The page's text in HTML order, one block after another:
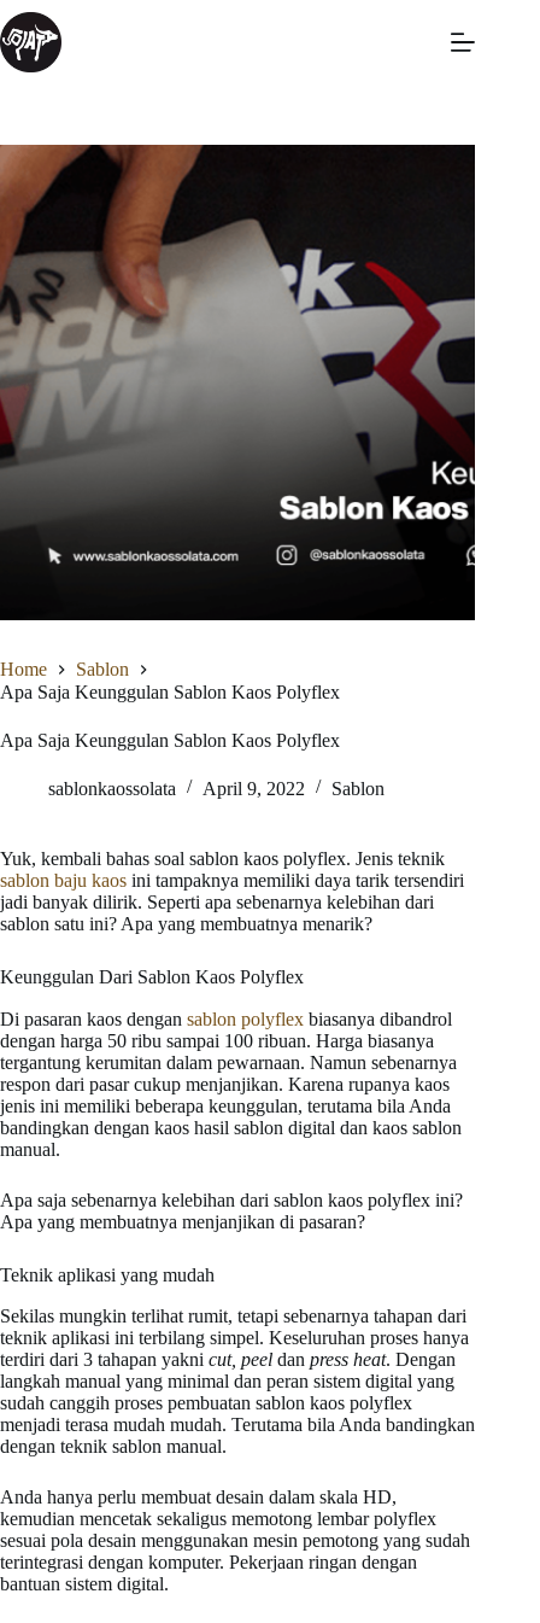
Home
Sablon
Apa Saja Keunggulan Sablon Kaos Polyflex
Apa Saja Keunggulan Sablon Kaos Polyflex
sablonkaossolata April 9, 2022 Sablon
Yuk, kembali bahas soal sablon kaos polyflex. Jenis teknik
sablon baju kaos ini tampaknya memiliki daya tarik tersendiri
jadi banyak dilirik. Seperti apa sebenarnya kelebihan dari
sablon satu ini? Apa yang membuatnya menarik?
Keunggulan Dari Sablon Kaos Polyflex
Di pasaran kaos dengan sablon polyflex biasanya dibandrol
dengan harga 50 ribu sampai 100 ribuan. Harga biasanya
tergantung kerumitan dalam pewarnaan. Namun sebenarnya
respon dari pasar cukup menjanjikan. Karena rupanya kaos
jenis ini memiliki beberapa keunggulan, terutama bila Anda
bandingkan dengan kaos hasil sablon digital dan kaos sablon
manual.
Apa saja sebenarnya kelebihan dari sablon kaos polyflex ini?
Apa yang membuatnya menjanjikan di pasaran?
Teknik aplikasi yang mudah
Sekilas mungkin terlihat rumit, tetapi sebenarnya tahapan dari
teknik aplikasi ini terbilang simpel. Keseluruhan proses hanya
terdiri dari 3 tahapan yakni cut, peel dan press heat. Dengan
langkah manual yang minimal dan peran sistem digital yang
sudah canggih proses pembuatan sablon kaos polyflex
menjadi terasa mudah mudah. Terutama bila Anda bandingkan
dengan teknik sablon manual.
Anda hanya perlu membuat desain dalam skala HD,
kemudian mencetak sekaligus memotong lembar polyflex
sesuai pola desain menggunakan mesin pemotong yang sudah
terintegrasi dengan komputer. Pekerjaan ringan dengan
bantuan sistem digital.